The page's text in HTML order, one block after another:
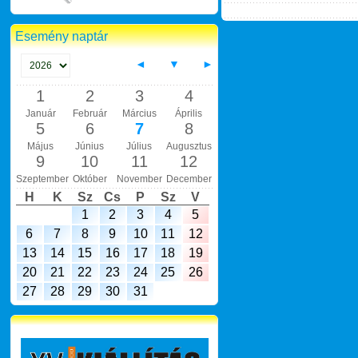
Esemény naptár
◄ ▼ ►
1
Január
2
Február
3
Március
4
Április
5
Május
6
Június
7
Július
8
Augusztus
9
Szeptember
10
Október
11
November
12
December
H K Sz Cs P Sz
V
1
2 3 4
5
6
7 8 9 10 11
12
13
14 15 16 17 18
19
20
21 22 23 24 25
26
27
28 29 30 31